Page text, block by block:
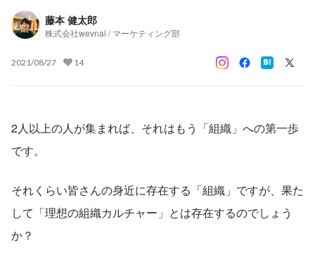
藤本 健太郎
株式会社wevnal / マーケティング部
2021/08/27 14
2人以上の人が集まれば、それはもう「組織」への第一歩
です。
それくらい皆さんの身近に存在する「組織」ですが、果た
して「理想の組織カルチャー」とは存在するのでしょう
か？